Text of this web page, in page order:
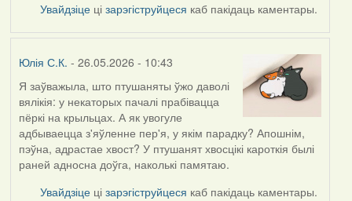
Увайдзіце цізарэгіструйцеся каб пакідаць каментары.
Юлія С.К. - 26.05.2026 - 10:43
Я заўважыла, што птушаняты ўжо даволі
вялікія: у некаторых пачалі прабівацца
пёркі на крыльцах. А як увогуле
адбываецца з'яўленне пер'я, у якім парадку? Апошнім,
пэўна, адрастае хвост? У птушанят хвосцікі кароткія былі
раней адносна доўга, наколькі памятаю.
Увайдзіце цізарэгіструйцеся каб пакідаць каментары.